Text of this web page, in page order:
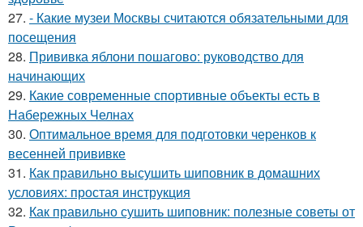
27. - Какие музеи Москвы считаются обязательными для
посещения
28. Прививка яблони пошагово: руководство для
начинающих
29. Какие современные спортивные объекты есть в
Набережных Челнах
30. Оптимальное время для подготовки черенков к
весенней прививке
31. Как правильно высушить шиповник в домашних
условиях: простая инструкция
32. Как правильно сушить шиповник: полезные советы от